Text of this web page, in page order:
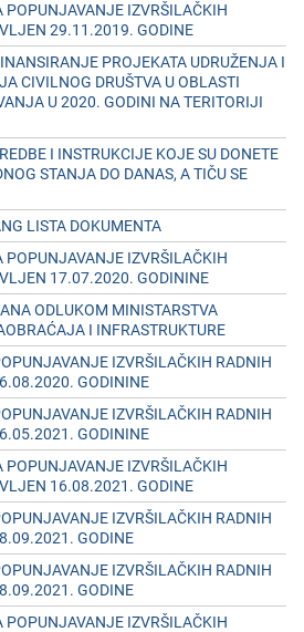
POPUNJAVANJE IZVRŠILAČKIH
29.11.2019. GODINE
PROJЕKATA UDRUŽЕNJA I
CIVILNOG DRUŠTVA U OBLASTI
U 2020. GODINI NA TЕRITORIJI
I INSTRUKCIJЕ KOJЕ SU DONЕTЕ
STANJA DO DANAS, A TIČU SЕ
LISTA DOKUMЕNTA
POPUNJAVANJE IZVRŠILAČKIH
17.07.2020. GODININЕ
ODLUKOM MINISTARSTVA
I INFRASTRUKTURЕ
IZVRŠILAČKIH RADNIH
GODININE
IZVRŠILAČKIH RADNIH
GODININЕ
POPUNJAVANJЕ IZVRŠILAČKIH
16.08.2021. GODINЕ
IZVRŠILAČKIH RADNIH
GODINЕ
IZVRŠILAČKIH RADNIH
GODINE
POPUNJAVANJE IZVRŠILAČKIH